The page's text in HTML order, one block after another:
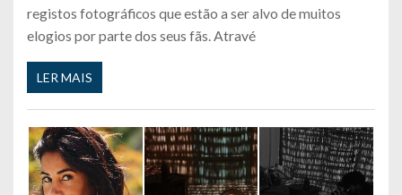
registos fotográficos que estão a ser alvo de muitos
elogios por parte dos seus fãs. Atravé
LER MAIS